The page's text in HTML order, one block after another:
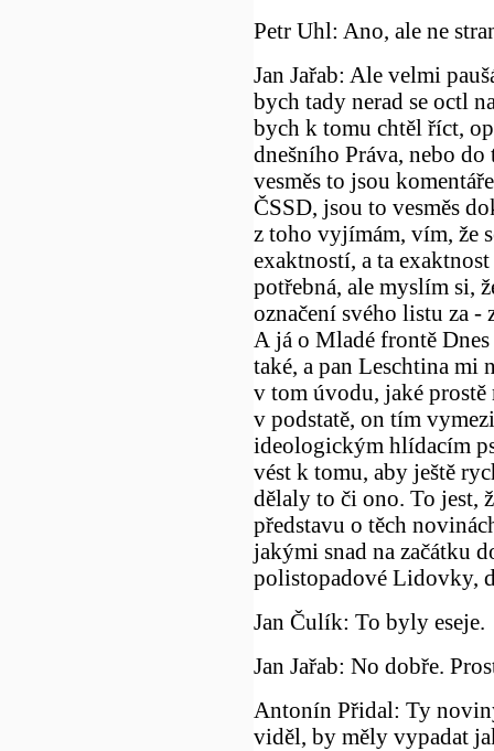
Petr Uhl: Ano, ale ne
Jan Jařab: Ale velmi
bych tady nerad se octl
bych k tomu chtěl říct,
dnešního Práva, nebo
vesměs to jsou
ČSSD, jsou to vesměs
z toho vyjímám, vím, že
exaktností, a ta
potřebná, ale myslím si,
označení svého listu za -
A já o Mladé frontě
také, a pan Leschtina
v tom úvodu, jaké
v podstatě, on tím
ideologickým hlídacím
vést k tomu, aby ještě
dělaly to či ono. To jest,
představu o těch
jakými snad na začátku
polistopadové Lidovky,
Jan Čulík: To byly eseje.
Jan Jařab: No dobře.
Antonín Přidal: Ty
viděl, by měly vypadat